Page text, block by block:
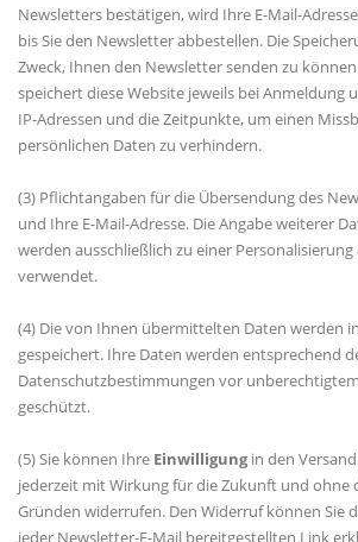
Newsletters bestätigen, wird Ihre E-Mail-
bis Sie den Newsletter abbestellen. Die
Zweck, Ihnen den Newsletter senden zu
speichert diese Website jeweils bei Anmeldung
IP-Adressen und die Zeitpunkte, um einen
persönlichen Daten zu verhindern.
(3) Pflichtangaben für die Übersendung des
und Ihre E-Mail-Adresse. Die Angabe weiterer
werden ausschließlich zu einer
verwendet.
(4) Die von Ihnen übermittelten Daten werden
gespeichert. Ihre Daten werden entsprechend
Datenschutzbestimmungen vor
geschützt.
(5) Sie können Ihre Einwilligungin den
jederzeit mit Wirkung für die Zukunft und ohne
Gründen widerrufen. Den Widerruf können Sie
jeder Newsletter-E-Mail bereitgestellten Link